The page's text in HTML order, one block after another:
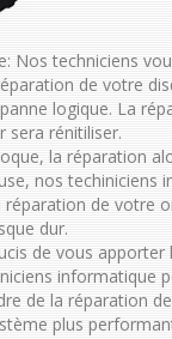
Nos techniciens
de votre
logique. La
sera rénitiliser.
la réparation
nos techiniciens
de votre
dur.
de vous apporter
informatique
de la réparation
plus